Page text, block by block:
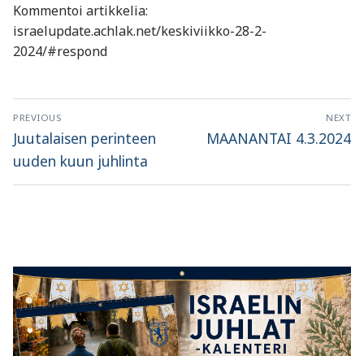
Kommentoi artikkelia:
israelupdate.achlak.net/keskiviikko-28-2-
2024/#respond
Artikkelien
selaus
PREVIOUS
Previous
post:
Juutalaisen perinteen
uuden kuun juhlinta
NEXT
Next
MAANANTAI 4.3.2024